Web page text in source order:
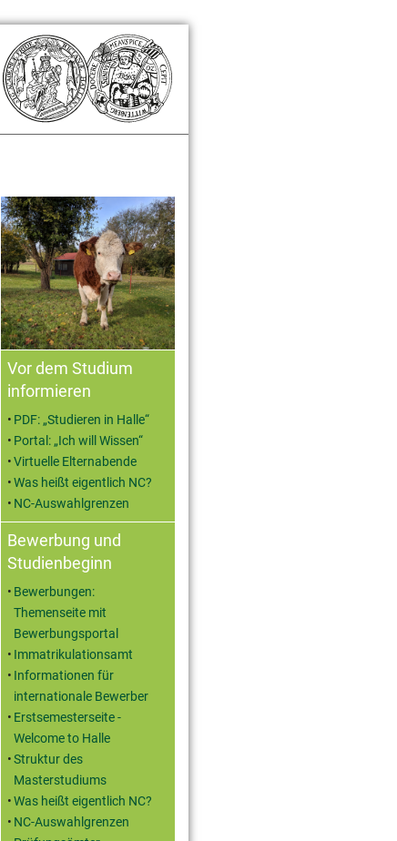
Zusatzinformationen
Vor dem Studium
informieren
PDF: „Studieren in Halle“
Portal: „Ich will Wissen“
Virtuelle Elternabende
Was heißt eigentlich NC?
NC-Auswahlgrenzen
Bewerbung und
Studienbeginn
Bewerbungen:
Themenseite mit
Bewerbungsportal
Immatrikulationsamt
Informationen für
internationale Bewerber
Erstsemesterseite -
Welcome to Halle
Struktur des
Masterstudiums
Was heißt eigentlich NC?
NC-Auswahlgrenzen